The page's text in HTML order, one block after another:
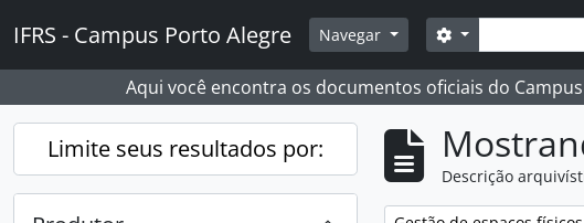
IFRS - Campus Porto Alegre Navegar Buscar
Opções de busca
Aqui você encontra os documentos oficiais do
Limite seus resultados por:
Descrição